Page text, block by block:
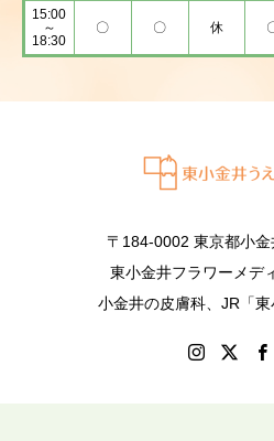
15:00
～
18:30
〇 〇 休
〒184-0002 東京都小
東小金井フラワーメデ
小金井の皮膚科、JR「